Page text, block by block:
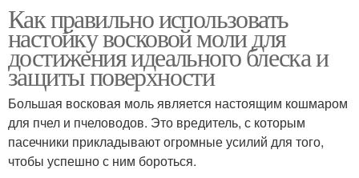
Как правильно использовать
настойку восковой моли для
достижения идеального блеска и
защиты поверхности
Большая восковая моль является настоящим кошмаром
для пчел и пчеловодов. Это вредитель, с которым
пасечники прикладывают огромные усилий для того,
чтобы успешно с ним бороться.